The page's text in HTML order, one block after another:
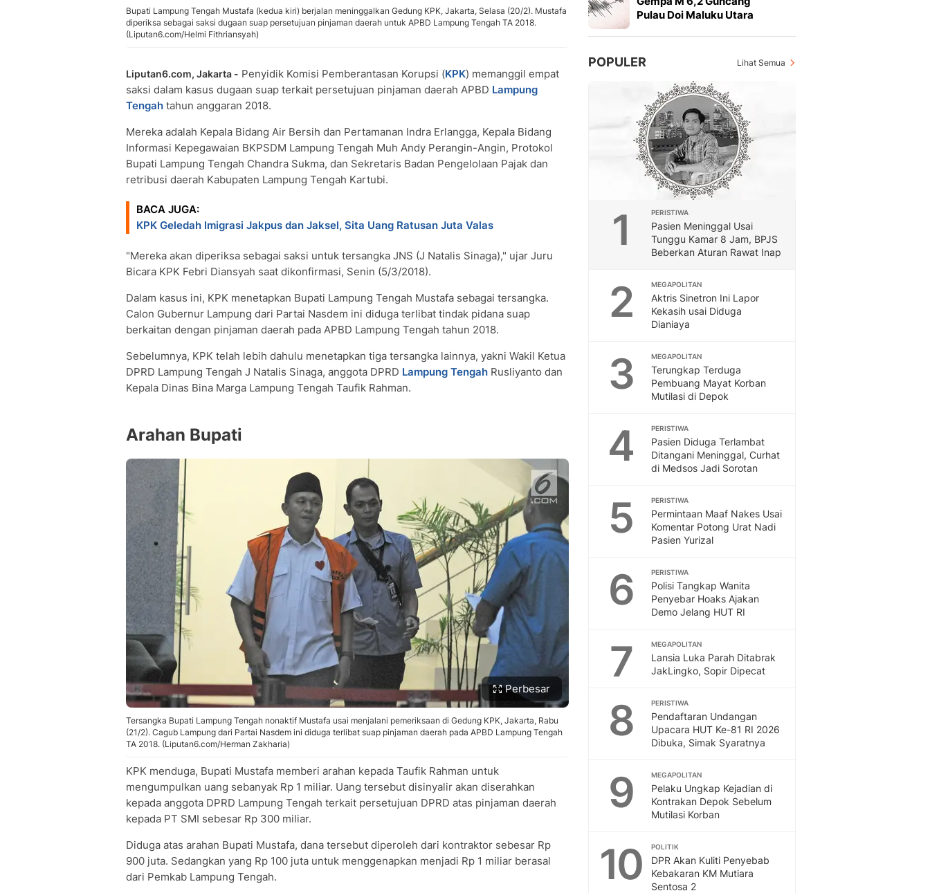
Bupati Lampung Tengah Mustafa (kedua kiri) berjalan meninggalkan Gedung KPK, Jakarta, Selasa (20/2). Mustafa
diperiksa sebagai saksi dugaan suap persetujuan pinjaman daerah untuk APBD Lampung Tengah TA 2018.
(Liputan6.com/Helmi Fithriansyah)
Liputan6.com, Jakarta - Penyidik Komisi Pemberantasan Korupsi (KPK) memanggil empat
saksi dalam kasus dugaan suap terkait persetujuan pinjaman daerah APBD Lampung
Tengah tahun anggaran 2018.
Mereka adalah Kepala Bidang Air Bersih dan Pertamanan Indra Erlangga, Kepala Bidang
Informasi Kepegawaian BKPSDM Lampung Tengah Muh Andy Perangin-Angin, Protokol
Bupati Lampung Tengah Chandra Sukma, dan Sekretaris Badan Pengelolaan Pajak dan
retribusi daerah Kabupaten Lampung Tengah Kartubi.
BACA JUGA:
KPK Geledah Imigrasi Jakpus dan Jaksel, Sita Uang Ratusan Juta Valas
"Mereka akan diperiksa sebagai saksi untuk tersangka JNS (J Natalis Sinaga)," ujar Juru
Bicara KPK Febri Diansyah saat dikonfirmasi, Senin (5/3/2018).
Dalam kasus ini, KPK menetapkan Bupati Lampung Tengah Mustafa sebagai tersangka.
Calon Gubernur Lampung dari Partai Nasdem ini diduga terlibat tindak pidana suap
berkaitan dengan pinjaman daerah pada APBD Lampung Tengah tahun 2018.
Sebelumnya, KPK telah lebih dahulu menetapkan tiga tersangka lainnya, yakni Wakil Ketua
DPRD Lampung Tengah J Natalis Sinaga, anggota DPRD Lampung Tengah Rusliyanto dan
Kepala Dinas Bina Marga Lampung Tengah Taufik Rahman.
Arahan Bupati
Perbesar
Tersangka Bupati Lampung Tengah nonaktif Mustafa usai menjalani pemeriksaan di Gedung KPK, Jakarta, Rabu
(21/2). Cagub Lampung dari Partai Nasdem ini diduga terlibat suap pinjaman daerah pada APBD Lampung Tengah
TA 2018. (Liputan6.com/Herman Zakharia)
KPK menduga, Bupati Mustafa memberi arahan kepada Taufik Rahman untuk
mengumpulkan uang sebanyak Rp 1 miliar. Uang tersebut disinyalir akan diserahkan
kepada anggota DPRD Lampung Tengah terkait persetujuan DPRD atas pinjaman daerah
kepada PT SMI sebesar Rp 300 miliar.
Diduga atas arahan Bupati Mustafa, dana tersebut diperoleh dari kontraktor sebesar Rp
900 juta. Sedangkan yang Rp 100 juta untuk menggenapkan menjadi Rp 1 miliar berasal
dari Pemkab Lampung Tengah.
Pulau Doi Maluku Utara
POPULER Lihat Semua
1 PERISTIWA
Pasien Meninggal Usai
Tunggu Kamar 8 Jam, BPJS
Beberkan Aturan Rawat Inap
2 MEGAPOLITAN
Aktris Sinetron Ini Lapor
Kekasih usai Diduga
Dianiaya
3 MEGAPOLITAN
Terungkap Terduga
Pembuang Mayat Korban
Mutilasi di Depok
4 PERISTIWA
Pasien Diduga Terlambat
Ditangani Meninggal, Curhat
di Medsos Jadi Sorotan
5 PERISTIWA
Permintaan Maaf Nakes Usai
Komentar Potong Urat Nadi
Pasien Yurizal
6 PERISTIWA
Polisi Tangkap Wanita
Penyebar Hoaks Ajakan
Demo Jelang HUT RI
7 MEGAPOLITAN
Lansia Luka Parah Ditabrak
JakLingko, Sopir Dipecat
8 PERISTIWA
Pendaftaran Undangan
Upacara HUT Ke-81 RI 2026
Dibuka, Simak Syaratnya
9 MEGAPOLITAN
Pelaku Ungkap Kejadian di
Kontrakan Depok Sebelum
Mutilasi Korban
10 POLITIK
DPR Akan Kuliti Penyebab
Kebakaran KM Mutiara
Sentosa 2